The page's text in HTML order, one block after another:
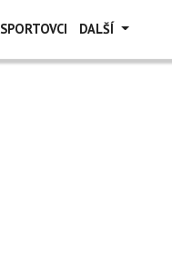
SPORTOVCI DALŠÍ